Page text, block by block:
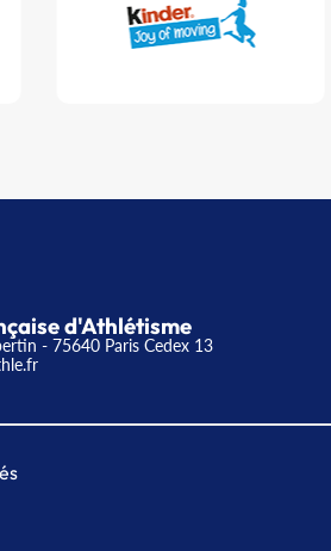
d'Athlétisme
- 75640 Paris Cedex 13